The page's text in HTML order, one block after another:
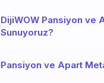
DijiWOW Pansiyon ve
Sunuyoruz?
Pansiyon ve Apart